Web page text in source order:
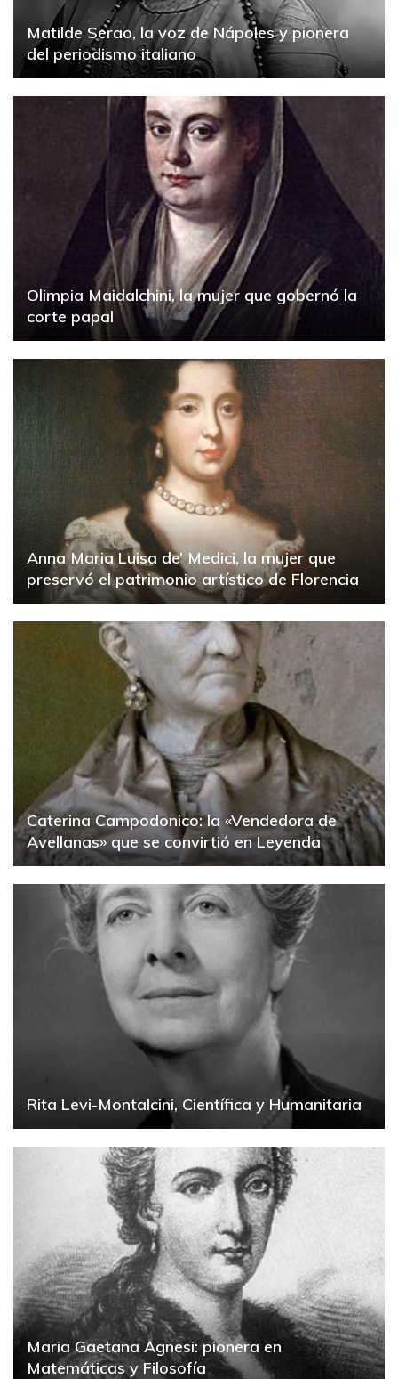
Matilde Serao, la voz de Nápoles y pionera
del periodismo italiano
Olimpia Maidalchini, la mujer que gobernó la
corte papal
Anna Maria Luisa de’ Medici, la mujer que
preservó el patrimonio artístico de Florencia
Caterina Campodonico: la «Vendedora de
Avellanas» que se convirtió en Leyenda
Rita Levi-Montalcini, Científica y Humanitaria
Maria Gaetana Agnesi: pionera en
Matemáticas y Filosofía